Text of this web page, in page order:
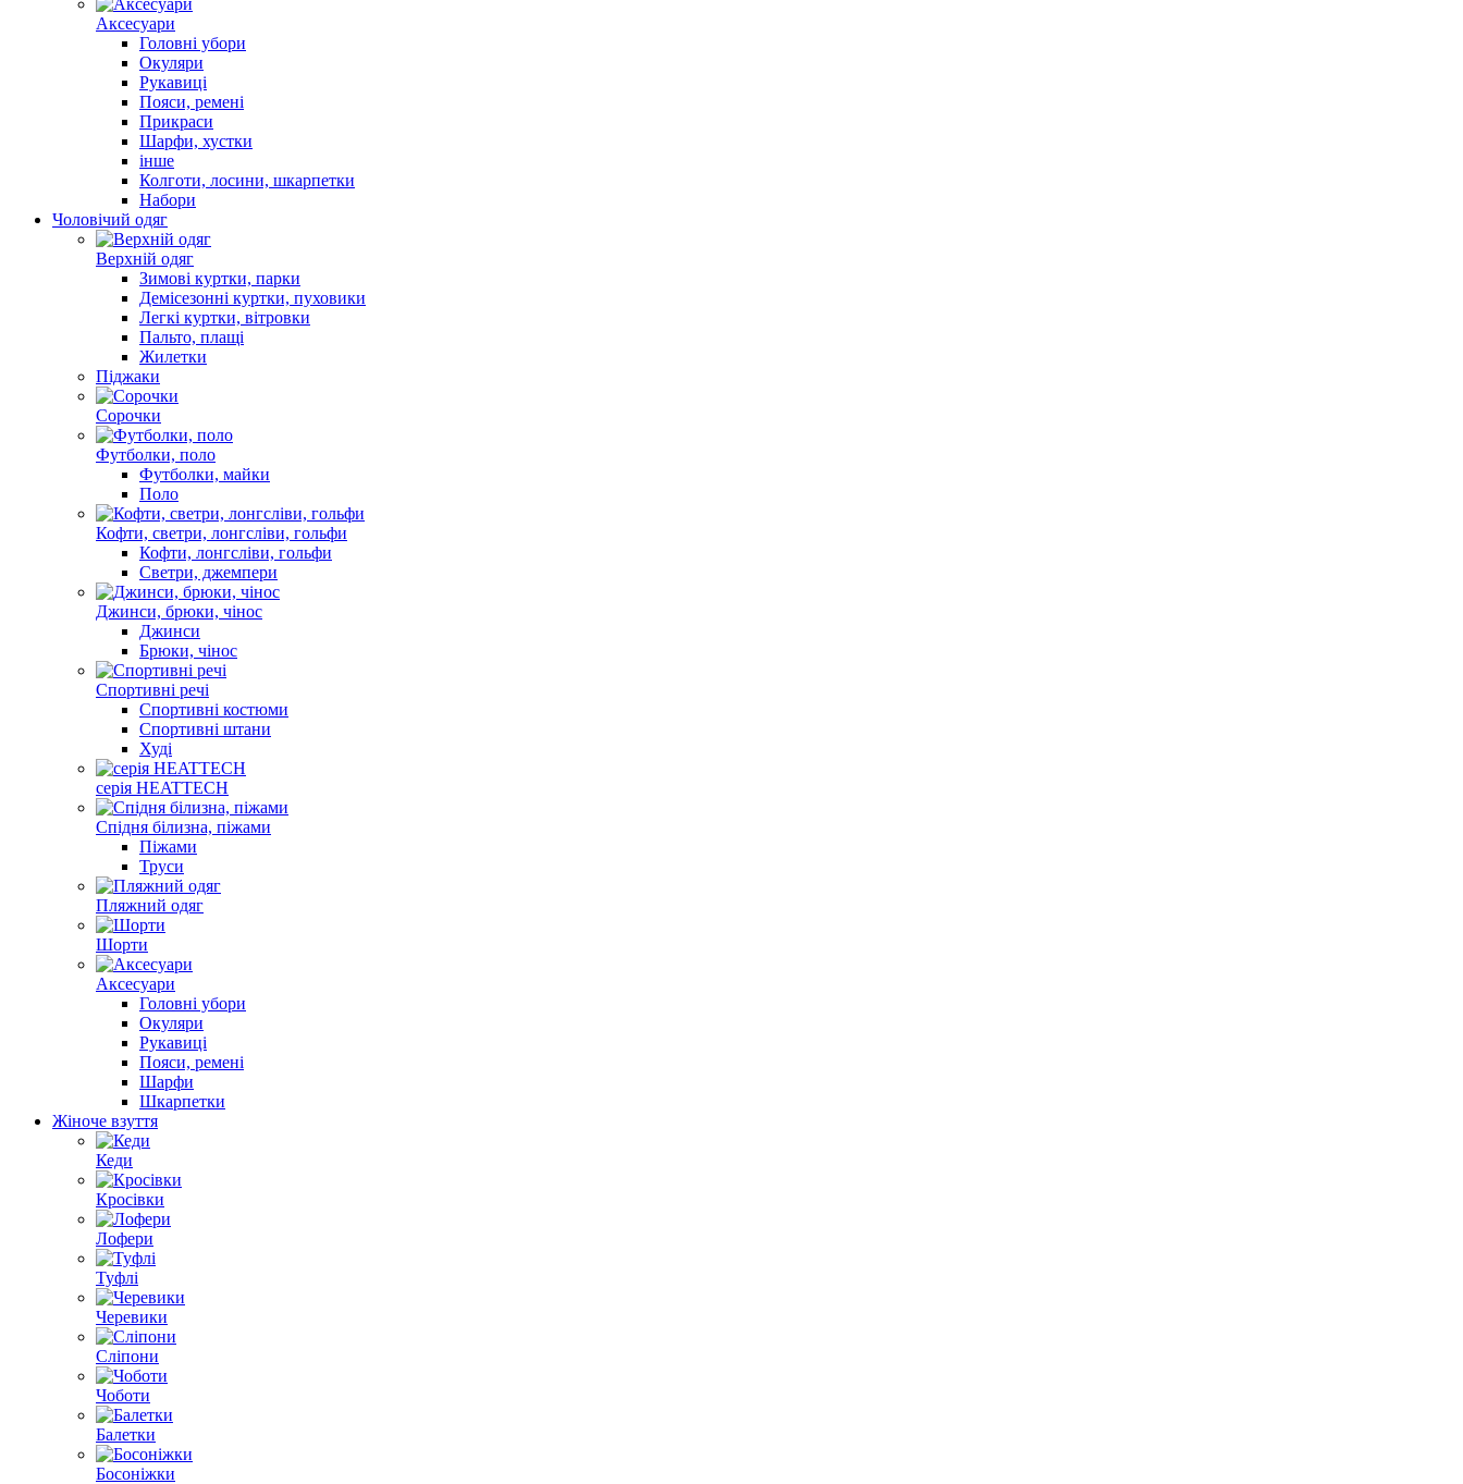
Аксесуари
Головні убори
Окуляри
Рукавиці
Пояси, ремені
Прикраси
Шарфи, хустки
інше
Колготи, лосини, шкарпетки
Набори
Чоловічий одяг
Верхній одяг
Зимові куртки, парки
Демісезонні куртки, пуховики
Легкi куртки, вітровки
Пальто, плащі
Жилетки
Пiджаки
Сорочки
Футболки, поло
Футболки, майки
Поло
Кофти, светри, лонгслiви, гольфи
Кофти, лонгслiви, гольфи
Светри, джемпери
Джинси, брюки, чінос
Джинси
Брюки, чінос
Спортивні речі
Спортивнi костюми
Спортивнi штани
Худi
серія HEATTECH
Спідня білизна, пiжами
Пiжами
Труси
Пляжний одяг
Шорти
Аксесуари
Головні убори
Окуляри
Рукавиці
Пояси, ремені
Шарфи
Шкарпетки
Жіноче взуття
Кеди
Кросівки
Лофери
Туфлі
Черевики
Сліпони
Чоботи
Балетки
Босоніжки